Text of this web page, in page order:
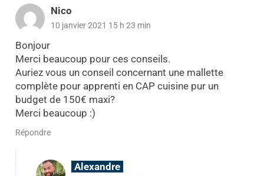
Nico
10 janvier 2021 15 h 23 min
Bonjour
Merci beaucoup pour ces conseils.
Auriez vous un conseil concernant une mallette
complète pour apprenti en CAP cuisine pur un
budget de 150€ maxi?
Merci beaucoup :)
Répondre
Alexandre